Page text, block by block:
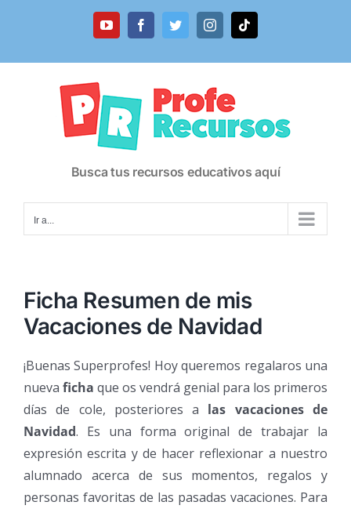
YouTubeFacebookTwitterInstagramTiktok
Busca tus recursos educativos aquí
Ir a...
Ficha Resumen de mis
Vacaciones de Navidad
¡Buenas Superprofes! Hoy queremos regalaros una
nueva ficha que os vendrá genial para los primeros
días de cole, posteriores a las vacaciones de
Navidad. Es una forma original de trabajar la
expresión escrita y de hacer reflexionar a nuestro
alumnado acerca de sus momentos, regalos y
personas favoritas de las pasadas vacaciones. Para